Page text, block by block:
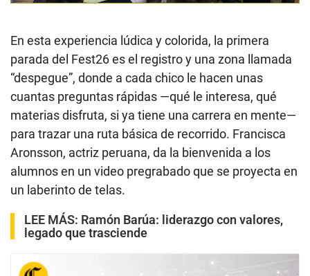
En esta experiencia lúdica y colorida, la primera
parada del Fest26 es el registro y una zona llamada
“despegue”, donde a cada chico le hacen unas
cuantas preguntas rápidas —qué le interesa, qué
materias disfruta, si ya tiene una carrera en mente—
para trazar una ruta básica de recorrido. Francisca
Aronsson, actriz peruana, da la bienvenida a los
alumnos en un video pregrabado que se proyecta en
un laberinto de telas.
LEE MÁS: Ramón Barúa: liderazgo con valores,
legado que trasciende